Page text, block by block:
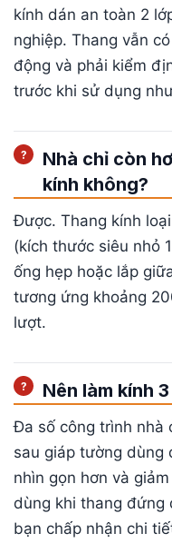
kính dán an toàn 2
nghiệp. Thang vẫn
động và phải kiểm
trước khi sử dụng
Nhà chỉ còn
kính không?
Được. Thang kính
(kích thước siêu nhỏ
ống hẹp hoặc lắp
tương ứng khoảng
lượt.
Nên làm kính
Đa số công trình nhà
sau giáp tường dùng
nhìn gọn hơn và
dùng khi thang đứng
bạn chấp nhận chi